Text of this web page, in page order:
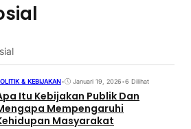
& KEBIJAKAN• Januari 19, 2026•6 Dilihat
Itu Kebijakan Publik Dan
Mempengaruhi
Masyarakat